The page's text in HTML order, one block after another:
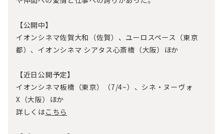
【公開中】
イオンシネマ佐賀大和（佐賀）、ユーロスペース（東京
都）、イオンシネマ シアタス心斎橋（大阪）ほか
【近日公開予定】
イオンシネマ板橋（東京）（7/4~）、シネ・ヌーヴォ
X（大阪）ほか
詳しくはこちら